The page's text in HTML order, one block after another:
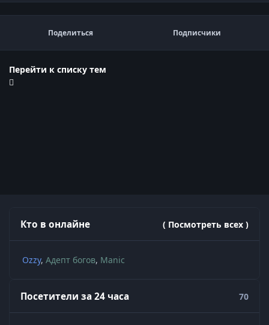
Поделиться Подписчики
Перейти к списку тем
Кто в онлайне ( Посмотреть всех )
Ozzy Адепт богов Manic
Посетители за 24 часа 70